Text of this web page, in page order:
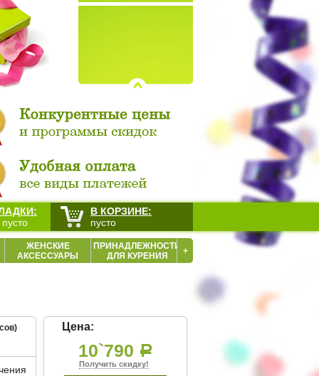
ЖЕНСКИЕ
АКСЕССУАРЫ
ПРИНАДЛЕЖНОСТИ
ДЛЯ КУРЕНИЯ
+
Цена:
10`790 Р
Получить скидку!
В КОРЗИНЕ:
пусто